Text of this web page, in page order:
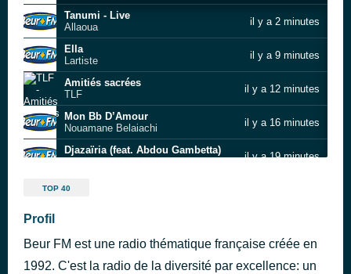
Tanumi - Live
Allaoua
il y a 2 minutes
Ella
Lartiste
il y a 9 minutes
Amitiés sacrées
TLF
il y a 12 minutes
Mon Bb D’Amour
Nouamane Belaiachi
il y a 16 minutes
Djazaïria (feat. Abdou Gambetta)
il y a 19 minutes
Pilé - Gospel Version
Ainsi va la vie - feat. Younes
Kenza Farah
TOP 40
Profil
Beur FM est une radio thématique française créée en
1992. C'est la radio de la diversité par excellence: un